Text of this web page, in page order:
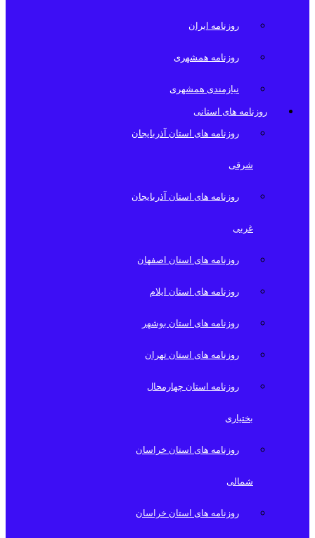
روزنامه ایران
روزنامه همشهری
نیازمندی همشهری
روزنامه های استانی
روزنامه های استان آذربایجان
شرقی
روزنامه های استان آذربایجان
غربی
روزنامه های استان اصفهان
روزنامه های استان ایلام
روزنامه های استان بوشهر
روزنامه های استان تهران
روزنامه استان چهارمحال
بختیاری
روزنامه های استان خراسان
شمالی
روزنامه های استان خراسان